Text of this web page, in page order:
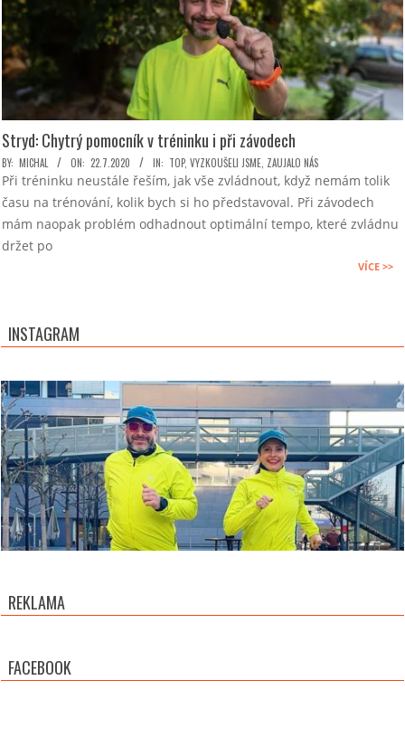
Stryd: Chytrý pomocník v tréninku i při závodech
2020-
07-
22
BY: MICHAL ON: 22.7.2020 IN: TOP, VYZKOUŠELI JSME ZAUJALO NÁS
Při tréninku neustále řeším, jak vše zvládnout, když nemám tolik
času na trénování, kolik bych si ho představoval. Při závodech
mám naopak problém odhadnout optimální tempo, které zvládnu
držet po
VÍCE >>
INSTAGRAM
REKLAMA
FACEBOOK